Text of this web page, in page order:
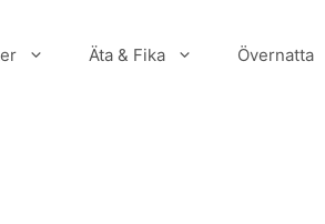
Äta & Fika Övernatta